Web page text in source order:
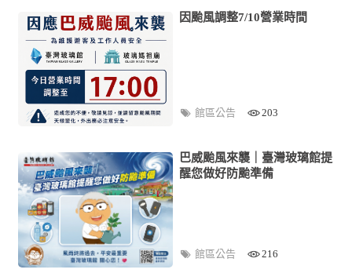
因颱風調整7/10營業時間
館區公告 203
巴威颱風來襲｜臺灣玻璃館提
醒您做好防颱準備
館區公告 216